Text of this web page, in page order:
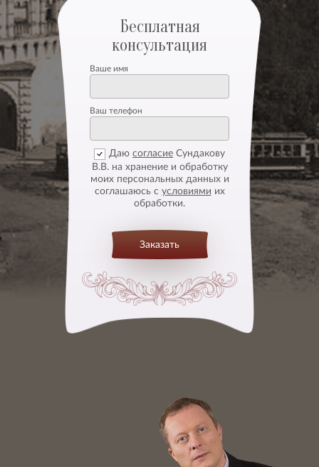
Бесплатная
консультация
Ваше имя
Ваш телефон
Даю согласие Сундакову
В.В. на хранение и обработку
моих персональных данных и
соглашаюсь с условиями их
обработки.
Заказать